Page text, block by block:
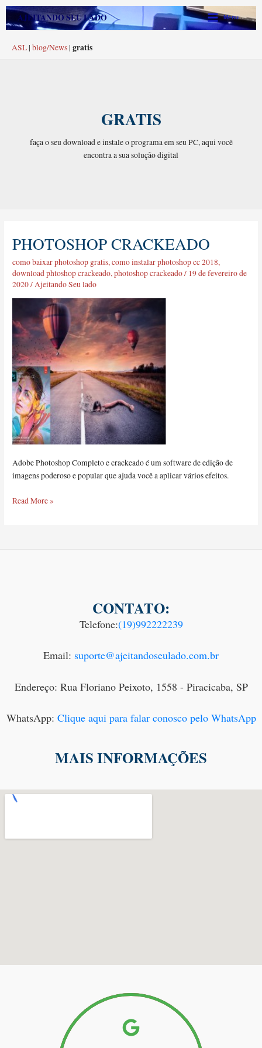
para
conteúdo
AJEITANDO SEU LADO
Main
Menu
ASL | blog/News | gratis
GRATIS
faça o seu download e instale o programa em seu PC, aqui você
encontra a sua solução digital
PHOTOSHOP CRACKEADO
como baixar photoshop gratis,como instalar photoshop cc 2018,
download phtoshop crackeado,photoshop crackeado/ 19 de fevereiro de
2020/Ajeitando Seu lado
Adobe Photoshop Completo e crackeado é um software de edição de
imagens poderoso e popular que ajuda você a aplicar vários efeitos.
photoshop
crackeado
Read More »
CONTATO:
Telefone:(19)992222239
Email: suporte@ajeitandoseulado.com.br
Endereço: Rua Floriano Peixoto, 1558 - Piracicaba, SP
WhatsApp: Clique aqui para falar conosco pelo WhatsApp
MAIS INFORMAÇÕES